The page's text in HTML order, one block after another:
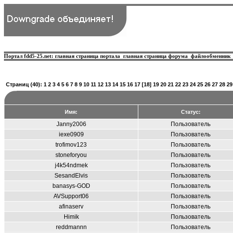
Портал fdd5-25.net: главная страница портала главная страница форума файлообменник
Страниц (40): 1 2 3 4 5 6 7 8 9 10 11 12 13 14 15 16 17 [18] 19 20 21 22 23 24 25 26 27 28 29
Имя: Статус:
Janny2006 Пользователь
iexe0909
Пользователь
trofimov123
Пользователь
stoneforyou
Пользователь
j4k54ndmek
Пользователь
SesandElvis
Пользователь
banasys-GOD
Пользователь
AVSupport06
Пользователь
afinaserv
Пользователь
Himik
Пользователь
reddmannn
Пользователь